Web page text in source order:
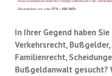
In Ihrer Gegend haben
Verkehrsrecht,
Familienrecht,
Bußgeldanwalt gesucht?